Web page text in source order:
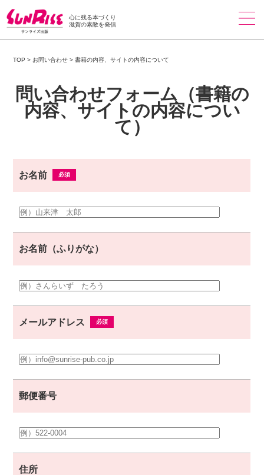
心に残る本づくり
滋賀の素敵を発信
TOP > お問い合わせ >書籍の内容、サイトの内容について
問い合わせフォーム（書籍の
内容、サイトの内容につい
て）
お名前
お名前（ふりがな）
メールアドレス
郵便番号
住所